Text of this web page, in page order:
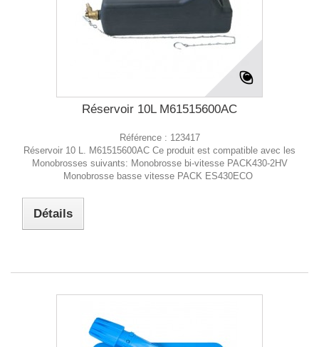
Réservoir 10L M61515600AC
Référence : 123417
Réservoir 10 L. M61515600AC Ce produit est compatible avec les
Monobrosses suivants: Monobrosse bi-vitesse PACK430-2HV
Monobrosse basse vitesse PACK ES430ECO
Détails